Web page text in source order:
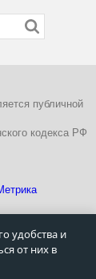
публичной
кодекса РФ
удобства и
от них в